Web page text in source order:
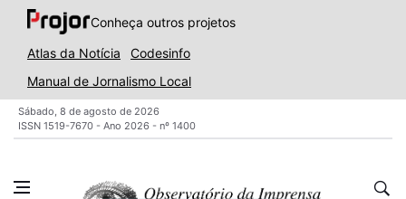
Conheça outros projetos
Atlas da Notícia
Codesinfo
Manual de Jornalismo Local
Sábado, 8 de agosto de 2026
ISSN 1519-7670 - Ano 2026 - nº 1400